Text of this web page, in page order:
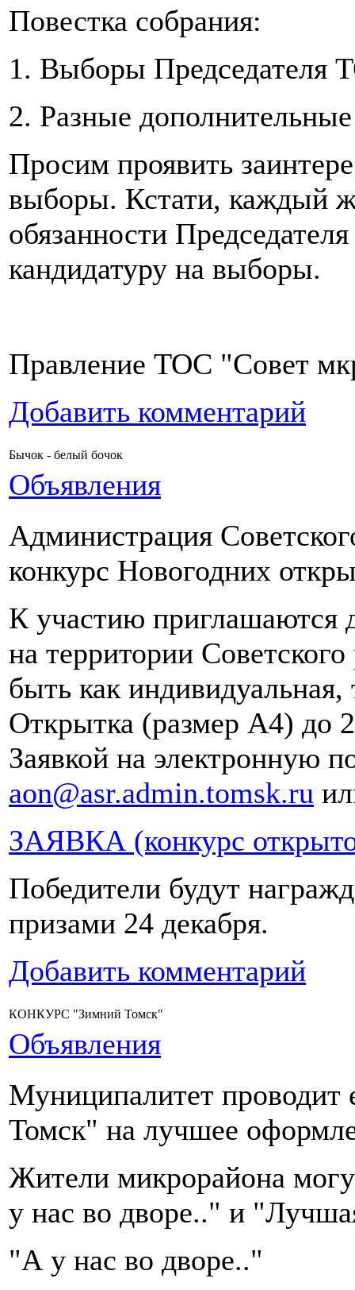
Повестка собрания:
1. Выборы Председателя
2. Разные
Просим проявить
выборы. Кстати, каждый
обязанности
кандидатуру на выборы.
Правление ТОС "Совет
Добавить комментарий
Бычок - белый бочок
Объявления
Администрация
конкурс Новогодних
К участию приглашаются
на территории
быть как индивидуальная,
Открытка (размер A4) до
Заявкой на электронную
aon@asr.admin.tomsk.ru
ЗАЯВКА (конкурс
Победители будут
призами 24 декабря.
Добавить комментарий
КОНКУРС "Зимний Томск"
Объявления
Муниципалитет
Томск" на лучшее
Жители микрорайона
у нас во дворе.." и
"А у нас во дворе.."